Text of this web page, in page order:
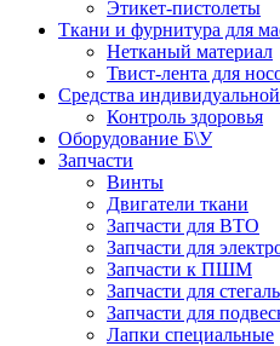
Этикет-пистолеты
Ткани и фурнитура для
Нетканый материал
Твист-лента для
Средства
Контроль здоровья
Оборудование Б\У
Запчасти
Винты
Двигатели ткани
Запчасти для ВТО
Запчасти для
Запчасти к ПШМ
Запчасти для
Запчасти для
Лапки специальные